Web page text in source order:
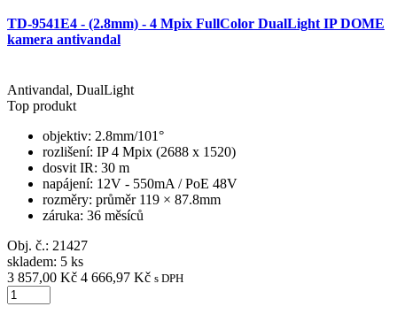
TD-9541E4 - (2.8mm) - 4 Mpix FullColor DualLight IP DOME
kamera antivandal
Antivandal, DualLight
Top produkt
objektiv: 2.8mm/101°
rozlišení: IP 4 Mpix (2688 x 1520)
dosvit IR: 30 m
napájení: 12V - 550mA / PoE 48V
rozměry: průměr 119 × 87.8mm
záruka: 36 měsíců
Obj. č.: 21427
skladem: 5 ks
3 857,00 Kč 4 666,97 Kč s DPH